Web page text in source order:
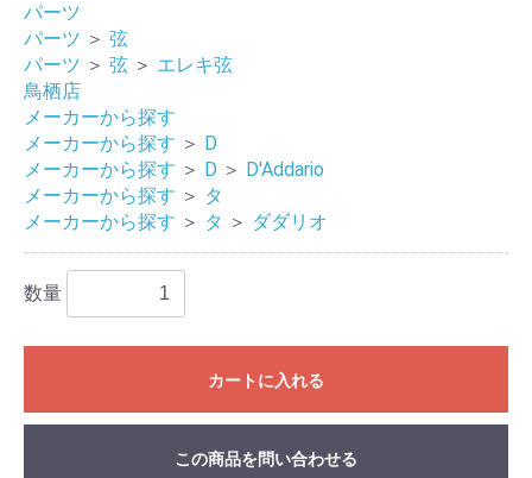
パーツ
パーツ ＞ 弦
パーツ ＞ 弦 ＞ エレキ弦
鳥栖店
メーカーから探す
メーカーから探す ＞ D
メーカーから探す ＞ D ＞ D'Addario
メーカーから探す ＞ タ
メーカーから探す ＞ タ ＞ ダダリオ
数量
カートに入れる
この商品を問い合わせる